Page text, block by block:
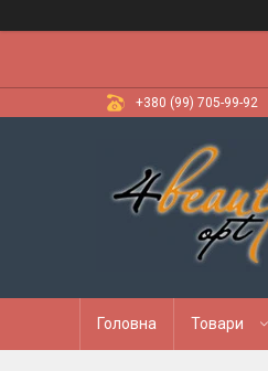
+380 (99) 705-99-92
Головна Товари